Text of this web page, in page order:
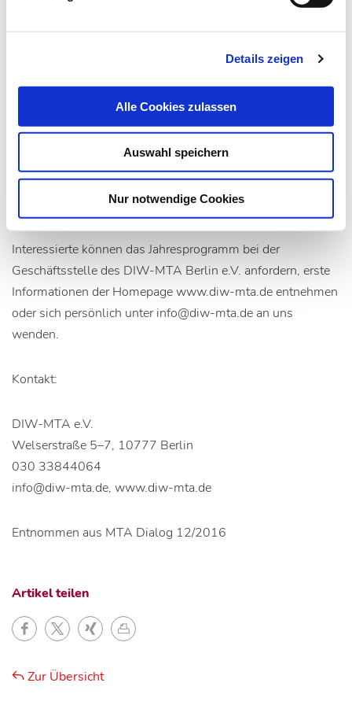
Details zeigen
Alle Cookies zulassen
Auswahl speichern
Nur notwendige Cookies
schließt mit einer Zugangsprüfung für den Studiengang ab.
Im schriftlichen Teil dieser Prüfung muss ein Fallbeispiel
bearbeitet werden. Der mündliche Teil erfordert das Lesen,
Publikation. Diese Vorgehensweise soll sicherstellen, dass
die Fähigkeiten und Kenntnisse der Bewerber/-innen den
beziehungsweise -abschluss entsprechen. Auch
Studieninteressierte ohne Abitur können sich zur Aufnahme
in das kompetenzbasierte Aufnahmeverfahren bewerben.
Interessierte können das Jahresprogramm bei der
Geschäftsstelle des DIW-MTA Berlin e.V. anfordern, erste
Informationen der Homepage www.diw-mta.de entnehmen
oder sich persönlich unter info@diw-mta.de an uns
wenden.
Kontakt:
DIW-MTA e.V.
Welserstraße 5–7, 10777 Berlin
030 33844064
info@diw-mta.de, www.diw-mta.de
Entnommen aus MTA Dialog 12/2016
Artikel teilen
Zur Übersicht